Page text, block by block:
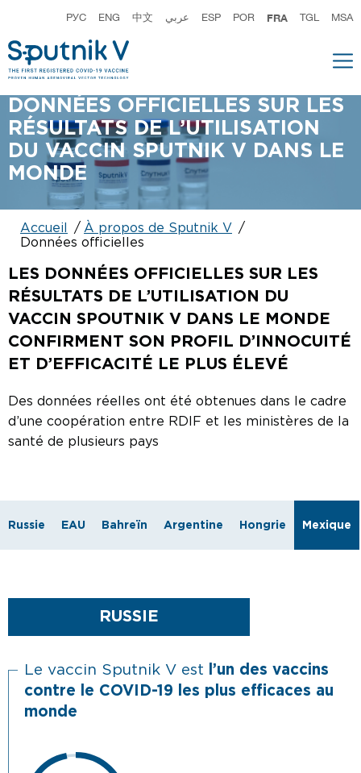
РУС ENG 中文 عربي ESP POR FRA TGL MSA
DONNÉES OFFICIELLES SUR LES
RÉSULTATS DE L’UTILISATION
DU VACCIN SPUTNIK V DANS LE
MONDE
Accueil
À propos de Sputnik V
Données officielles
LES DONNÉES OFFICIELLES SUR LES
RÉSULTATS DE L’UTILISATION DU
VACCIN SPOUTNIK V DANS LE MONDE
CONFIRMENT SON PROFIL D’INNOCUITÉ
ET D’EFFICACITÉ LE PLUS ÉLEVÉ
Des données réelles ont été obtenues dans le cadre
d’une coopération entre RDIF et les ministères de la
santé de plusieurs pays
Russie EAU Bahreïn Argentine Hongrie Mexique
RUSSIE
Le vaccin Sputnik V est
l’un des vaccins
contre le COVID-19 les plus efficaces au
monde